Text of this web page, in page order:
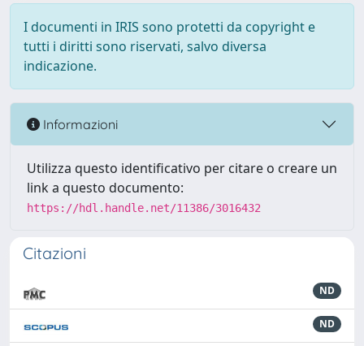
I documenti in IRIS sono protetti da copyright e
tutti i diritti sono riservati, salvo diversa
indicazione.
Informazioni
Utilizza questo identificativo per citare o creare un
link a questo documento:
https://hdl.handle.net/11386/3016432
Citazioni
ND
ND